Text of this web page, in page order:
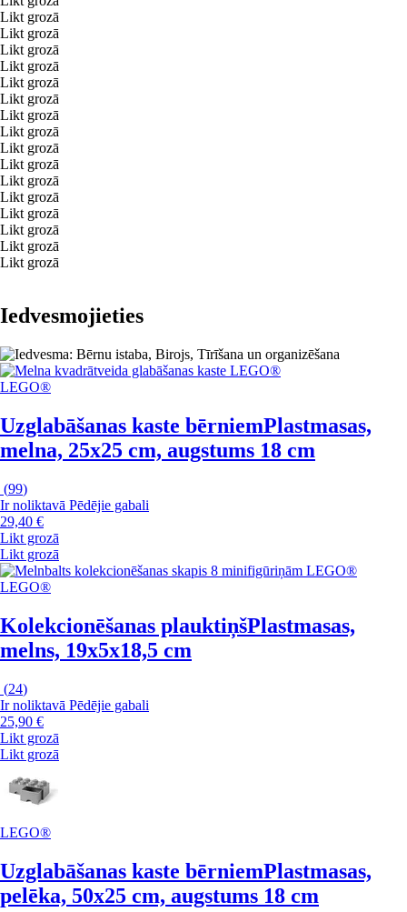
Likt grozā
Likt grozā
Likt grozā
Likt grozā
Likt grozā
Likt grozā
Likt grozā
Likt grozā
Likt grozā
Likt grozā
Likt grozā
Likt grozā
Likt grozā
Likt grozā
Likt grozā
Likt grozā
Iedvesmojieties
LEGO®
Uzglabāšanas kaste bērniemPlastmasas,
melna, 25x25 cm, augstums 18 cm
(99)
Ir noliktavā Pēdējie gabali
29,40 €
Likt grozā
Likt grozā
LEGO®
Kolekcionēšanas plauktiņšPlastmasas,
melns, 19x5x18,5 cm
(24)
Ir noliktavā Pēdējie gabali
25,90 €
Likt grozā
Likt grozā
LEGO®
Uzglabāšanas kaste bērniemPlastmasas,
pelēka, 50x25 cm, augstums 18 cm